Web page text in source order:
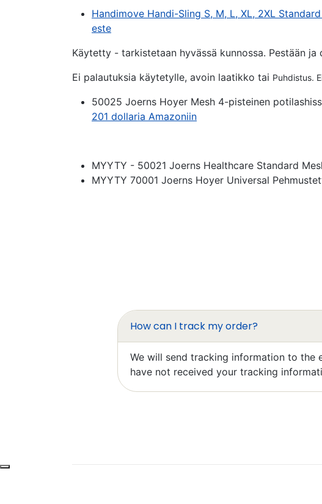
Handimove Handi-Sling S, M, L, XL, 2XL
este
Käytetty - tarkistetaan hyvässä kunnossa. Pestään ja
Ei palautuksia käytetylle, avoin laatikko tai Puhdistus.
50025 Joerns Hoyer Mesh 4-pisteinen
201 dollaria Amazoniin
MYYTY - 50021 Joerns Healthcare Standard
MYYTY 70001 Joerns Hoyer Universal
How can I track my order?
We will send tracking information to the
have not received your tracking
Mark Chapman
Excellent